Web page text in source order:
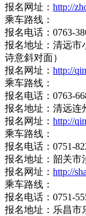
报名网址： http://
乘车路线：
报名电话：0763-
报名地址：清远市
诗意斜对面）
报名网址： http://
乘车路线：
报名电话：0763-
报名地址：清远连
报名网址： http://
乘车路线：
报名电话：0751-
报名地址：韶关市
报名网址： http://
乘车路线：
报名电话：0751-
报名地址：乐昌市